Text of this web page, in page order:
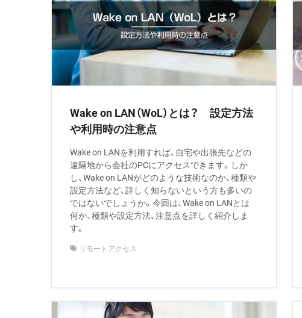
Wake on LAN（WoL）とは？ 設定方法
や利用時の注意点
Wake on LANを利用すれば、自宅や出張先などの
遠隔地から会社のPCにアクセスできます。しか
し、Wake on LANがどのような技術なのか、種類や
設定方法など、詳しく知らないという方も多いの
ではないでしょうか。今回は、Wake on LANとは
何か、種類や設定方法、注意点を詳しく紹介しま
す。
リモートアクセス